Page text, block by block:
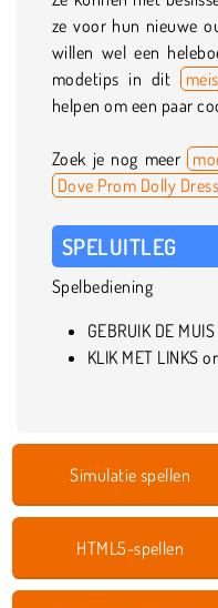
ze voor hun nieuwe
willen wel een
modetips in dit
helpen om een paar
Zoek je nog meer
Dove Prom Dolly
SPELUITLEG
Spelbediening
GEBRUIK DE
KLIK MET LINKS
Simulatie spellen
HTML5-spellen